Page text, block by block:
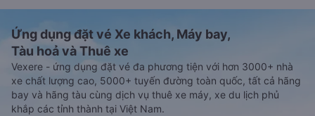
Ứng dụng đặt vé Xe khách, Máy bay,
Tàu hoả và Thuê xe
Vexere - ứng dụng đặt vé đa phương tiện với hơn 3000+ nhà
xe chất lượng cao, 5000+ tuyến đường toàn quốc, tất cả hãng
bay và hãng tàu cùng dịch vụ thuê xe máy, xe du lịch phủ
khắp các tỉnh thành tại Việt Nam.